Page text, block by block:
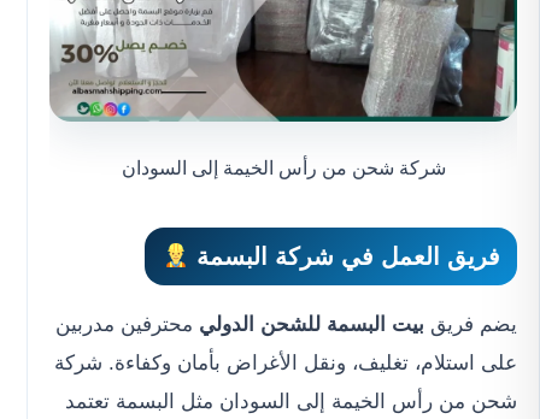
شركة شحن من رأس الخيمة إلى السودان
فريق العمل في شركة البسمة
يضم فريق بيت البسمة للشحن الدولي محترفين مدربين
على استلام، تغليف، ونقل الأغراض بأمان وكفاءة. شركة
شحن من رأس الخيمة إلى السودان مثل البسمة تعتمد